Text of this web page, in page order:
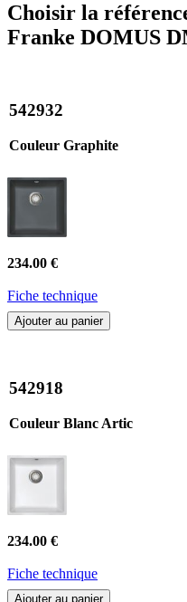
Choisir la
Franke DOMUS
542932
Couleur Graphite
234.00 €
Fiche technique
Ajouter au panier
542918
Couleur Blanc Artic
234.00 €
Fiche technique
Ajouter au panier